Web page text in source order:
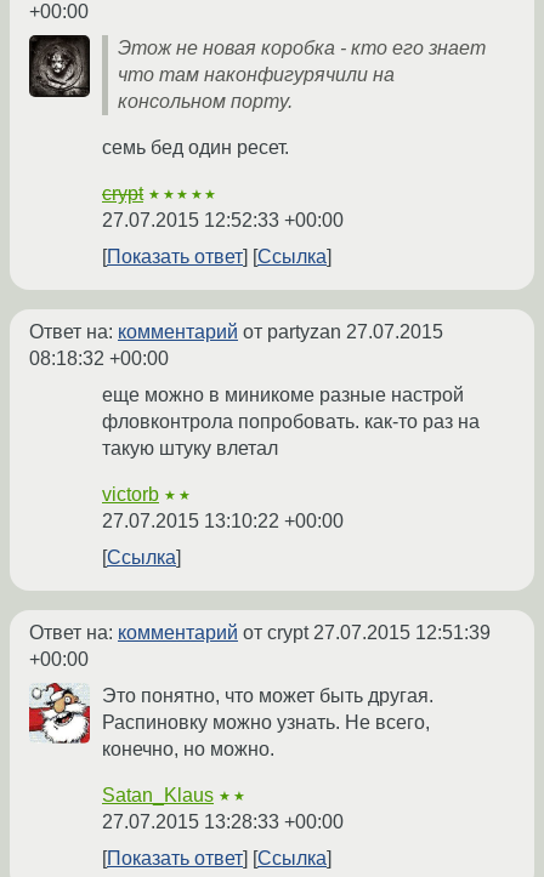
+00:00
Этож не новая коробка - кто его знает
что там наконфигурячили на
консольном порту.
семь бед один ресет.
crypt ★★★★★
27.07.2015 12:52:33 +00:00
Показать ответ
Ссылка
Ответ на: комментарий от partyzan 27.07.2015
08:18:32 +00:00
еще можно в миникоме разные настрой
фловконтрола попробовать. как-то раз на
такую штуку влетал
victorb ★★
27.07.2015 13:10:22 +00:00
Ссылка
Ответ на: комментарий от crypt27.07.2015 12:51:39
+00:00
Это понятно, что может быть другая.
Распиновку можно узнать. Не всего,
конечно, но можно.
Satan_Klaus ★★
27.07.2015 13:28:33 +00:00
Показать ответ
Ссылка